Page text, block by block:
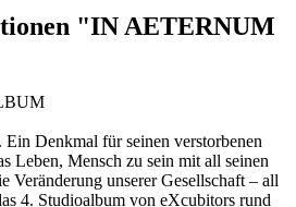
"IN AETERNUM
Denkmal für seinen verstorbenen
Leben, Mensch zu sein mit all seinen
Veränderung unserer Gesellschaft – all
4. Studioalbum von eXcubitors rund